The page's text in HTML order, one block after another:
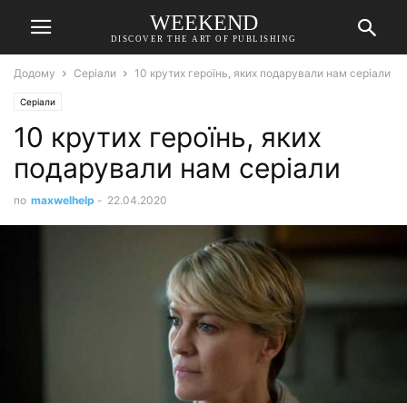
WEEKEND
DISCOVER THE ART OF PUBLISHING
Додому Серіали 10 крутих героїнь, яких подарували нам серіали
Серіали
10 крутих героїнь, яких
подарували нам серіали
по maxwelhelp - 22.04.2020